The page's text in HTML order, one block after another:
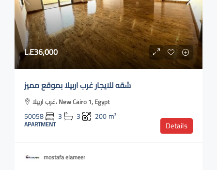
L.E36,000
شقه للايجار غرب اربيلا بموقع مميز
غرب اربيلا، New Cairo 1, Egypt
50058 3 3 200m²
APARTMENT Details
mostafa elameer